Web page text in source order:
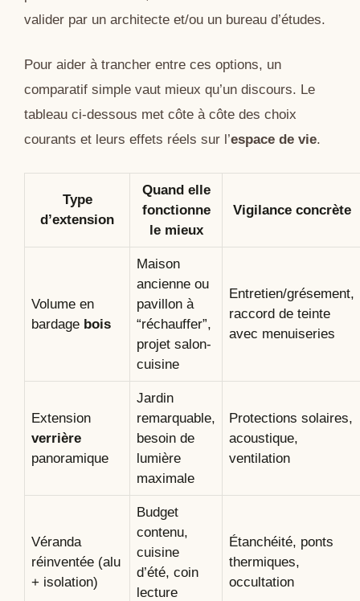
valider par un architecte et/ou un bureau d’études.
Pour aider à trancher entre ces options, un
comparatif simple vaut mieux qu’un discours. Le
tableau ci-dessous met côte à côte des choix
courants et leurs effets réels sur l’espace de vie.
Type
d’extension
Quand elle
fonctionne
le mieux
Vigilance concrète
Volume en
bardage bois
Maison
ancienne ou
pavillon à
“réchauffer”,
projet salon-
cuisine
Entretien/grésement,
raccord de teinte
avec menuiseries
Extension
verrière
panoramique
Jardin
remarquable,
besoin de
lumière
maximale
Protections solaires,
acoustique,
ventilation
Véranda
réinventée (alu
+ isolation)
Budget
contenu,
cuisine
d’été, coin
lecture
Étanchéité, ponts
thermiques,
occultation